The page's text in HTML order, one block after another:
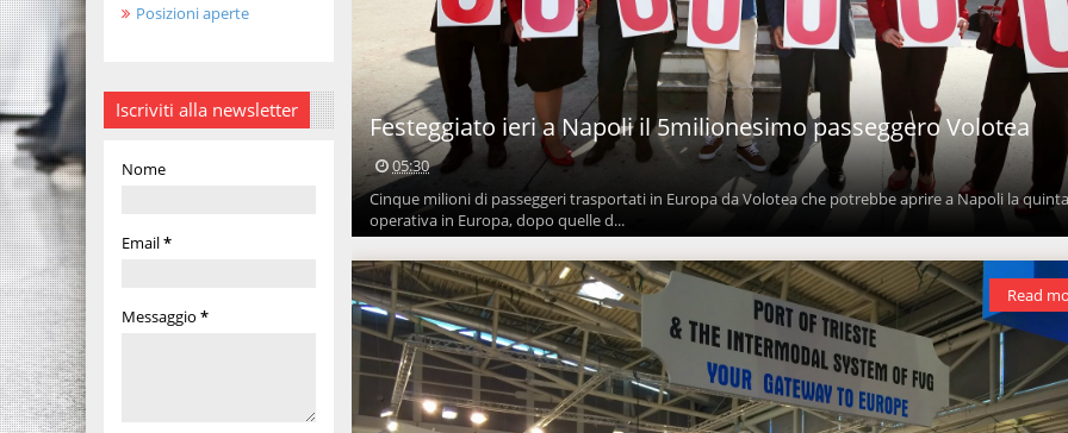
Posizioni aperte
Iscriviti alla newsletter
Nome
Email*
Messaggio *
Festeggiato ieri a Napoli il 5milionesimo passeggero Volotea
05:30
Cinque milioni di passeggeri trasportati in Europa da Volotea che potrebbe aprire a Napoli la
operativa in Europa, dopo quelle d...
Read